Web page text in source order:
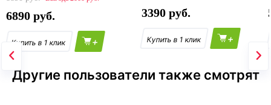
6890
+
3390
+
Другие пользователи также смотрят